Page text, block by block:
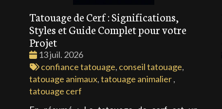
Tatouage de Cerf : Significations,
Styles et Guide Complet pour votre
Projet
Date
:
13 juil. 2026
Tags
:
confiance tatouage, conseil tatouage,
tatouage animaux,tatouage animalier,
tatouage cerf